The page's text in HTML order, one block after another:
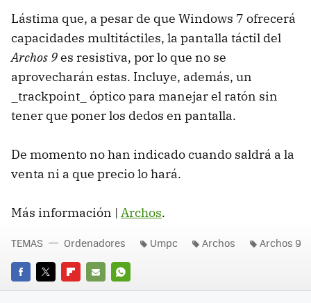
Lástima que, a pesar de que Windows 7 ofrecerá
capacidades multitáctiles, la pantalla táctil del
Archos 9es resistiva, por lo que no se
aprovecharán estas. Incluye, además, un
_trackpoint_ óptico para manejar el ratón sin
tener que poner los dedos en pantalla.
De momento no han indicado cuando saldrá a la
venta ni a que precio lo hará.
Más información | Archos.
FACEBOOK
TWITTERFLIPBOARD
E-
WHATSAPP
TEMAS Ordenadores Umpc Archos Archos 9